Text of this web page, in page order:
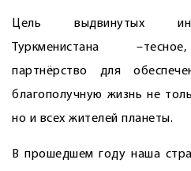
Цель выдвинутых
Туркменистана
партнёрство для
благополучную жизнь не
но и всех жителей планеты.
В прошедшем году наша